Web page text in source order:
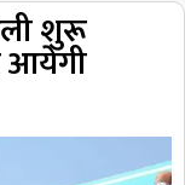
शुरू
आयेगी